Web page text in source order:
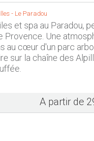
- Le Paradou
et spa au Paradou,
Provence. Une
au cœur d'un parc
sur la chaîne des
A partir de